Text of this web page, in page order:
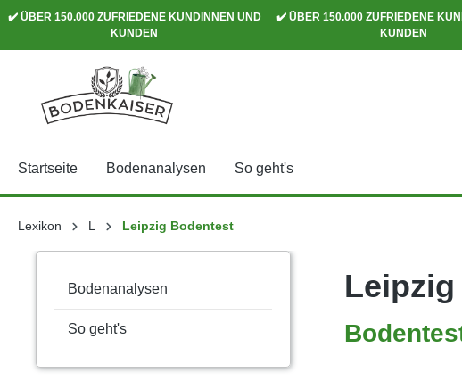
Zur Hauptnavigation springen
✔️ ÜBER 150.000 ZUFRIEDENE KUNDINNEN UND
KUNDEN
✔️ ÜBER 150.000 ZUFRIEDENE
KUNDEN
Startseite Bodenanalysen So geht's
Lexikon L Leipzig Bodentest
Bodenanalysen
So geht's